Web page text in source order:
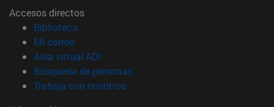
Accesos directos
Biblioteca
Mi correo(abre en nueva ventana)
Aula virtual ADI
Búsqueda de personas(abre en nueva ventana)
Trabaja con nosotros(abre en nueva ventana)